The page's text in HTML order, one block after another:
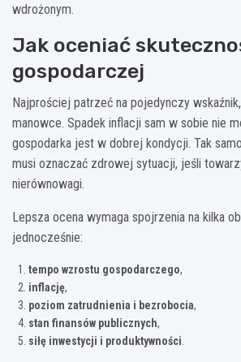
wdrożonym.
Jak oceniać
gospodarczej
Najprościej patrzeć na pojedynczy
manowce. Spadek inflacji sam w sobie nie
gospodarka jest w dobrej kondycji. Tak
musi oznaczać zdrowej sytuacji, jeśli
nierównowagi.
Lepsza ocena wymaga spojrzenia na kilka
jednocześnie:
tempo wzrostu gospodarczego,
inflację,
poziom zatrudnienia i bezrobocia,
stan finansów publicznych,
siłę inwestycji i produktywności